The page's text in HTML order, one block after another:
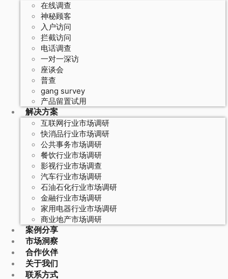
在线调查
神秘顾客
入户访问
拦截访问
电话调查
一对一深访
座谈会
普查
gang survey
产品留置试用
解决方案
互联网行业市场调研
快消品行业市场调研
公共事务市场调研
餐饮行业市场调研
影视行业市场调查
汽车行业市场调研
石油石化行业市场调研
金融行业市场调研
家用电器行业市场调研
商业地产市场调研
案例分享
市场洞察
合作伙伴
关于我们
联系方式